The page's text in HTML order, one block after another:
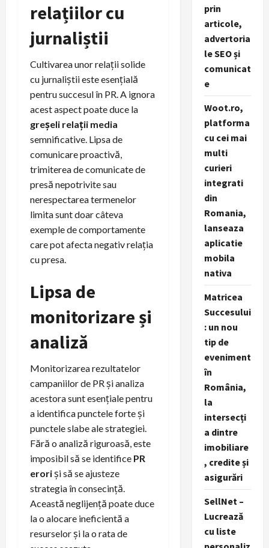
relațiilor cu
jurnaliștii
Cultivarea unor relații solide
cu jurnaliștii este esențială
pentru succesul în PR. A ignora
acest aspect poate duce la
greșeli relații media
semnificative. Lipsa de
comunicare proactivă,
trimiterea de comunicate de
presă nepotrivite sau
nerespectarea termenelor
limita sunt doar câteva
exemple de comportamente
care pot afecta negativ relația
cu presa.
Lipsa de
monitorizare și
analiză
Monitorizarea rezultatelor
campaniilor de PR și analiza
acestora sunt esențiale pentru
a identifica punctele forte și
punctele slabe ale strategiei.
Fără o analiză riguroasă, este
imposibil să se identifice PR
eroriși să se ajusteze
strategia în consecință.
Această neglijență poate duce
la o alocare ineficientă a
resurselor și la o rata de
prin
articole,
advertoria
le SEO și
comunicat
e
Woot.ro,
platforma
cu cei mai
multi
curieri
integrati
din
Romania,
lanseaza
aplicatie
mobila
nativa
Matricea
Succesului
: un nou
tip de
eveniment
în
România,
la
intersecți
a dintre
imobiliare
, credite și
asigurări
SellNet –
Lucrează
cu liste